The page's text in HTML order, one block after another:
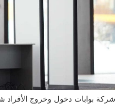
شركة بوابات دخول وخروج الأفراد